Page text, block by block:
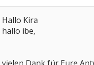
Hallo Kira
hallo ibe,